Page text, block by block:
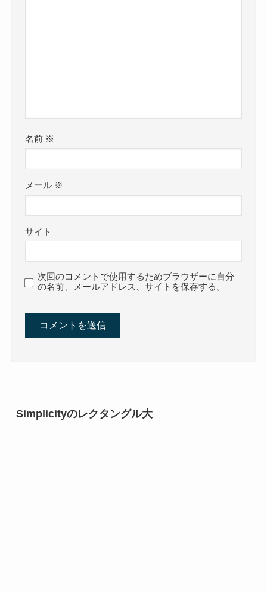
名前 ※
メール ※
サイト
次回のコメントで使用するためブラウザーに自分
の名前、メールアドレス、サイトを保存する。
Simplicityのレクタングル大